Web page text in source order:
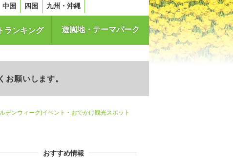
中国 四国 九州・沖縄
ランキング 遊園地・テーマパーク
願いします。
デンウィーク)イベント・おでかけ観光スポット
おすすめ情報